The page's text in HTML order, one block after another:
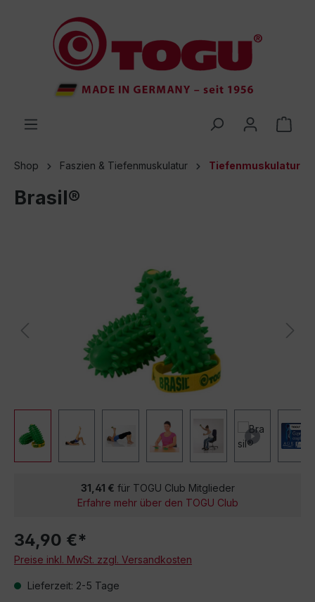
springen
Shop Faszien & Tiefenmuskulatur Tiefenmuskulatur
Brasil®
31,41 € für TOGU Club Mitglieder
Erfahre mehr über den TOGU Club
34,90 €*
Preise inkl. MwSt. zzgl. Versandkosten
Lieferzeit: 2-5 Tage